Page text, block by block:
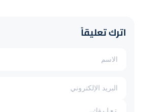
اترك تعليقاً